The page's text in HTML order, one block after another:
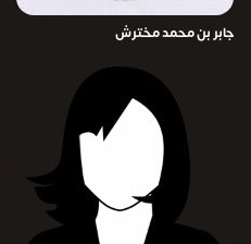
جابر بن محمد مخترش